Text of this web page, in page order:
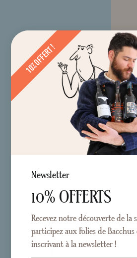
10% OFFERT !
Newsletter
10% OFFERTS
Recevez notre découverte de la
participez aux Folies de Bacchus
inscrivant à la newsletter !